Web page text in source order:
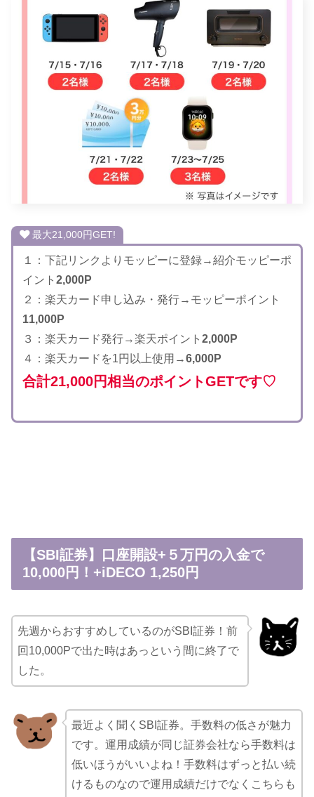
最大21,000円GET!
１：下記リンクよりモッピーに登録→紹介モッピーポ
イント 2,000P
２：楽天カード申し込み・発行→モッピーポイント
11,000P
３：楽天カード発行→楽天ポイント 2,000P
４：楽天カードを1円以上使用→6,000P
合計21,000円相当のポイントGETです♡
【SBI証券】口座開設+５万円の入金で
10,000円！+iDECO 1,250円
先週からおすすめしているのがSBI証券！前
回10,000Pで出た時はあっという間に終了で
した。
最近よく聞くSBI証券。手数料の低さが魅力
です。運用成績が同じ証券会社なら手数料は
低いほうがいいよね！手数料はずっと払い続
けるものなので運用成績だけでなくこちらも